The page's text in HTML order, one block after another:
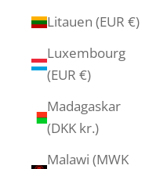
Litauen (EUR €)
Luxembourg
(EUR €)
Madagaskar
(DKK kr.)
Malawi (MWK